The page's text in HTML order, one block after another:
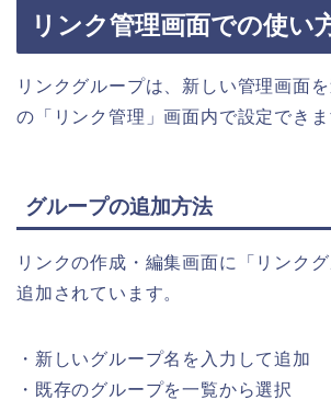
リンク管理画面での使い
リンクグループは、新しい管理画面
の「リンク管理」画面内で設定できま
グループの追加方法
リンクの作成・編集画面に「リンク
追加されています。
・新しいグループ名を入力して追加
・既存のグループを一覧から選択